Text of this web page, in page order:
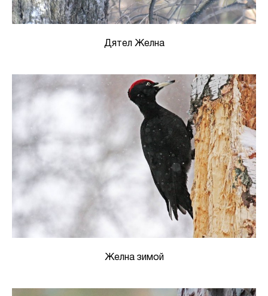
Дятел Желна
Желна зимой